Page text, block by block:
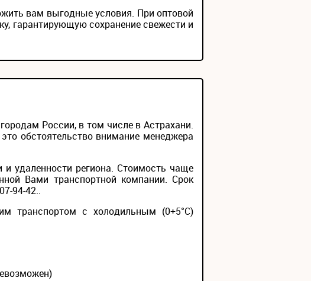
вам выгодные условия. При оптовой
гарантирующую сохранение свежести и
России, в том числе в Астрахани.
обстоятельство внимание менеджера
удаленности региона. Стоимость чаще
Вами транспортной компании. Срок
94-42..
транспортом с холодильным (0+5°С)